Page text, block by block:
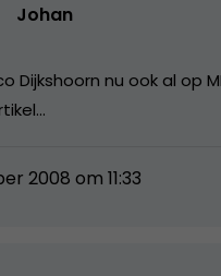
Johan
Dijkshoorn nu ook al op
2008 om 11:33